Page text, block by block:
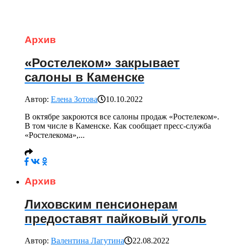
Архив
«Ростелеком» закрывает
салоны в Каменске
Автор: Елена Зотова
10.10.2022
В октябре закроются все салоны продаж «Ростелеком».
В том числе в Каменске. Как сообщает пресс-служба
«Ростелекома»,...
Архив
Лиховским пенсионерам
предоставят пайковый уголь
Автор: Валентина Лагутина
22.08.2022